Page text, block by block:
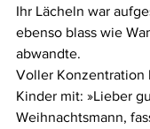
Ihr Lächeln war
ebenso blass wie
abwandte.
Voller Konzentration
Kinder mit: »Lieber
Weihnachtsmann,